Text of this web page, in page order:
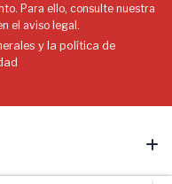
Para ello, consulte nuestra
el aviso legal.
y la política de